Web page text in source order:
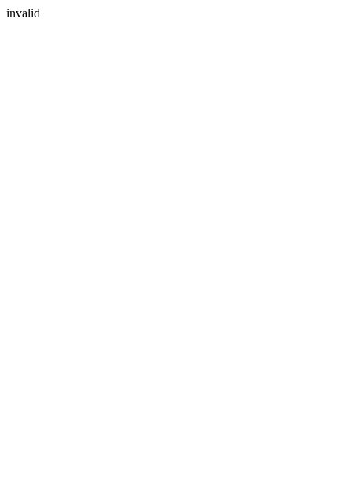
invalid